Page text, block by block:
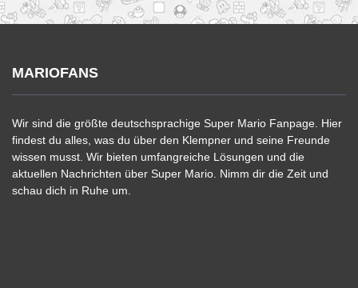
MARIOFANS
Wir sind die größte deutschsprachige Super Mario Fanpage. Hier
findest du alles, was du über den Klempner und seine Freunde
wissen musst. Wir bieten umfangreiche Lösungen und die
aktuellen Nachrichten über Super Mario. Nimm dir die Zeit und
schau dich in Ruhe um.